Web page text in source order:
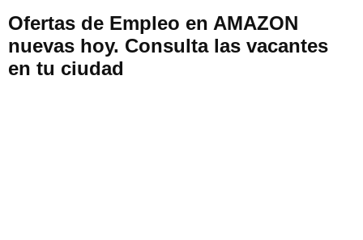
Ofertas de Empleo en AMAZON
nuevas hoy. Consulta las vacantes
en tu ciudad